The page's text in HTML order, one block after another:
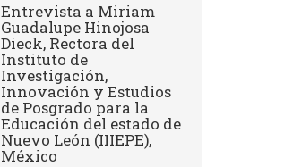
Entrevista a Miriam
Guadalupe Hinojosa
Dieck, Rectora del
Instituto de
Investigación,
Innovación y Estudios
de Posgrado para la
Educación del estado de
Nuevo León (IIIEPE),
México